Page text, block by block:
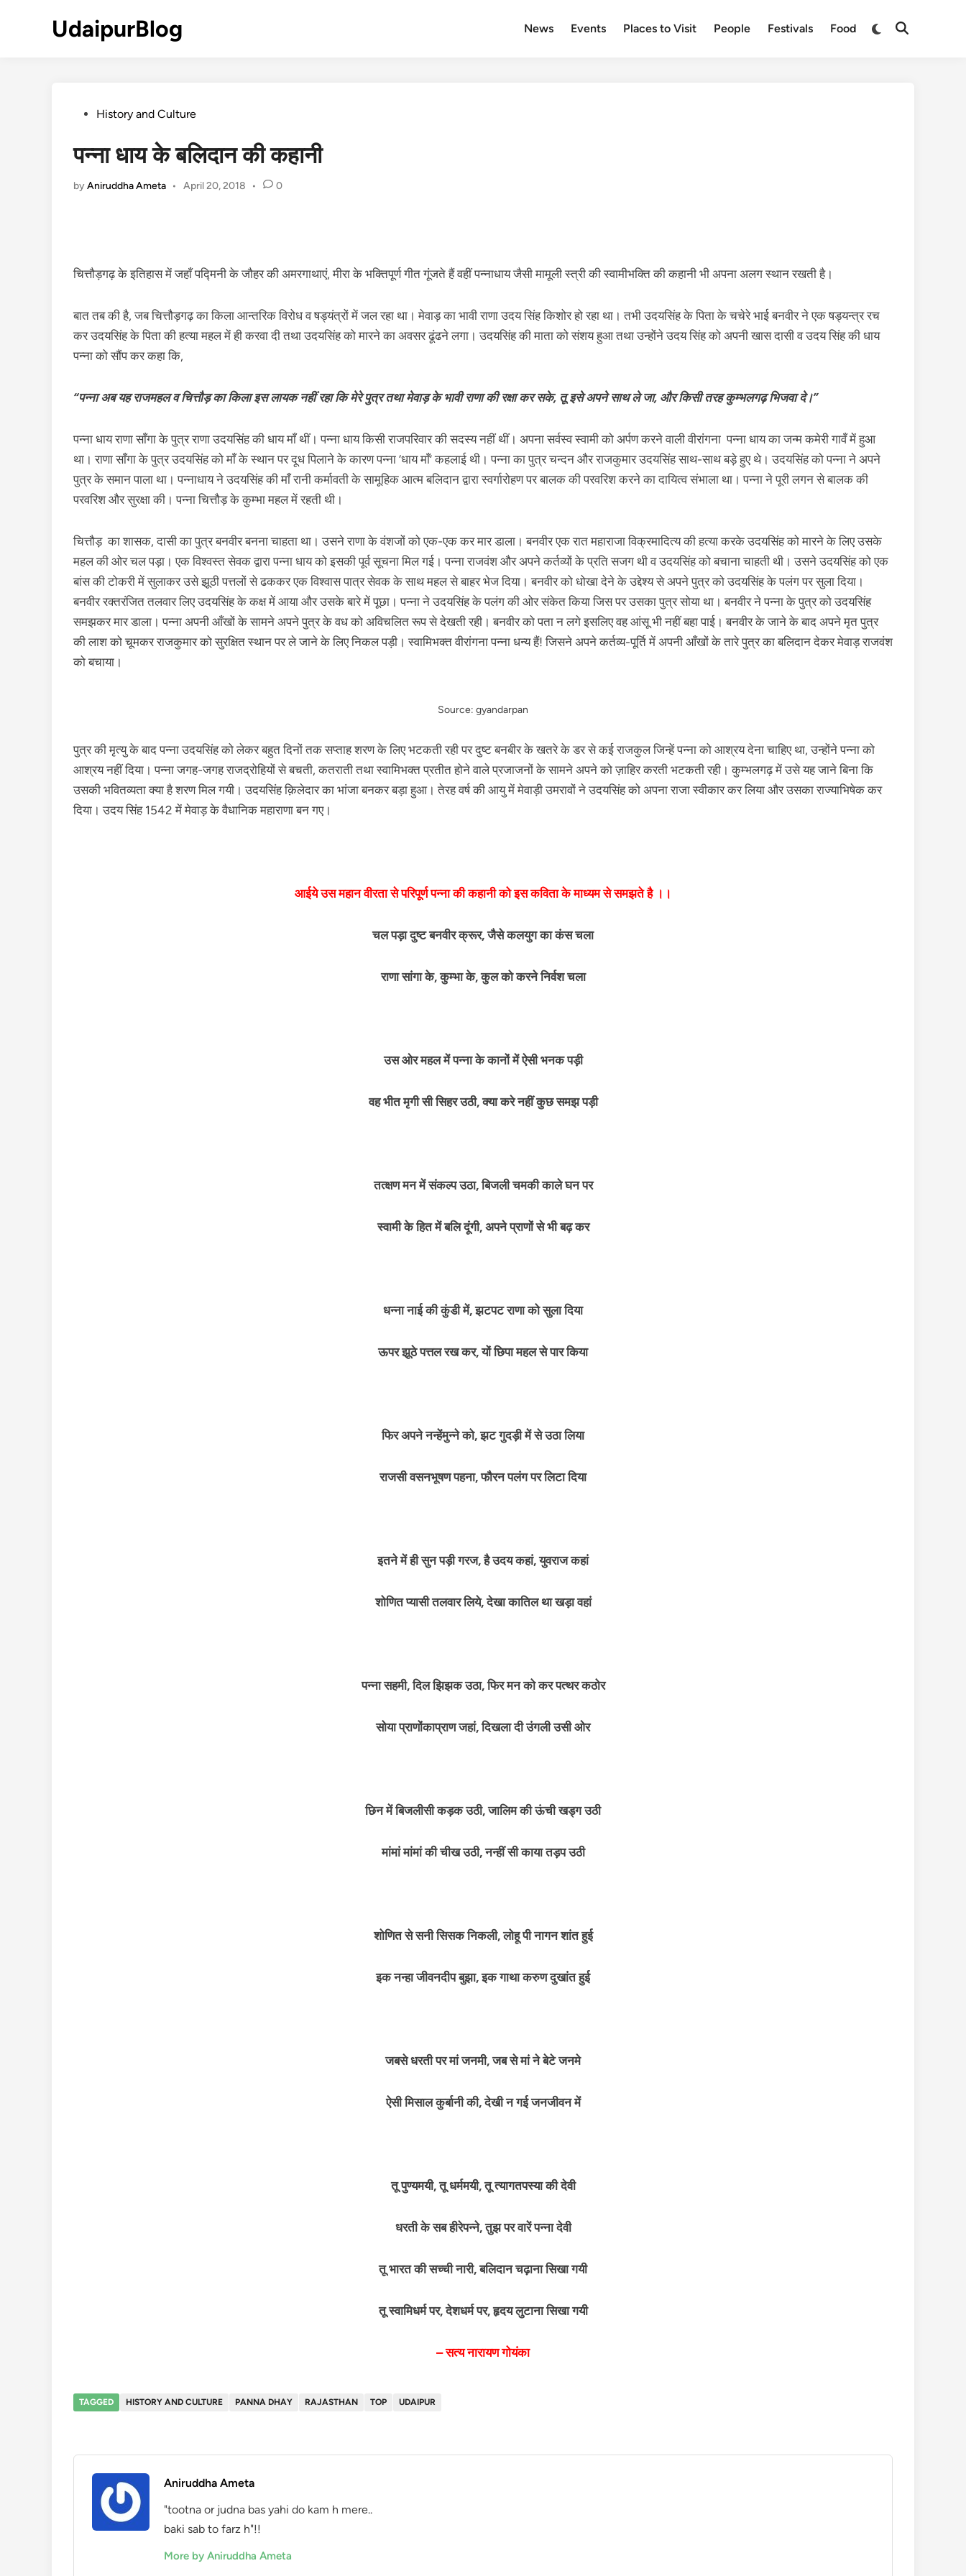
UdaipurBlog News Events Places to Visit People Festivals Food
Switch
Open
PostedHistory and Culture
पन्ना धाय के बलिदान की कहानी
byAniruddha Ameta • April 20, 2018 • 0
चित्तौड़गढ़ के इतिहास में जहाँ पद्मिनी के जौहर की अमरगाथाएं, मीरा के भक्तिपूर्ण गीत गूंजते हैं वहीं पन्नाधाय जैसी मामूली स्त्री की स्वामीभक्ति की कहानी भी अपना अलग स्थान रखती है।
बात तब की है‚ जब चित्तौड़गढ़ का किला आन्तरिक विरोध व षड्यंत्रों में जल रहा था। मेवाड़ का भावी राणा उदय सिंह किशोर हो रहा था। तभी उदयसिंह के पिता के चचेरे भाई बनवीर ने एक षड्यन्त्र रच
कर उदयसिंह के पिता की हत्या महल में ही करवा दी तथा उदयसिंह को मारने का अवसर ढूंढने लगा। उदयसिंह की माता को संशय हुआ तथा उन्होंने उदय सिंह को अपनी खास दासी व उदय सिंह की धाय
पन्ना को सौंप कर कहा कि,
“पन्ना अब यह राजमहल व चित्तौड़ का किला इस लायक नहीं रहा कि मेरे पुत्र तथा मेवाड़ के भावी राणा की रक्षा कर सके‚ तू इसे अपने साथ ले जा‚ और किसी तरह कुम्भलगढ़ भिजवा दे।”
पन्ना धाय राणा साँगा के पुत्र राणा उदयसिंह की धाय माँ थीं। पन्ना धाय किसी राजपरिवार की सदस्य नहीं थीं। अपना सर्वस्व स्वामी को अर्पण करने वाली वीरांगना पन्ना धाय का जन्म कमेरी गावँ में हुआ
था। राणा साँगा के पुत्र उदयसिंह को माँ के स्थान पर दूध पिलाने के कारण पन्ना ‘धाय माँ’ कहलाई थी। पन्ना का पुत्र चन्दन और राजकुमार उदयसिंह साथ-साथ बड़े हुए थे। उदयसिंह को पन्ना ने अपने
पुत्र के समान पाला था। पन्नाधाय ने उदयसिंह की माँ रानी कर्मावती के सामूहिक आत्म बलिदान द्वारा स्वर्गारोहण पर बालक की परवरिश करने का दायित्व संभाला था। पन्ना ने पूरी लगन से बालक की
परवरिश और सुरक्षा की। पन्ना चित्तौड़ के कुम्भा महल में रहती थी।
चित्तौड़ का शासक, दासी का पुत्र बनवीर बनना चाहता था। उसने राणा के वंशजों को एक-एक कर मार डाला। बनवीर एक रात महाराजा विक्रमादित्य की हत्या करके उदयसिंह को मारने के लिए उसके
महल की ओर चल पड़ा। एक विश्वस्त सेवक द्वारा पन्ना धाय को इसकी पूर्व सूचना मिल गई। पन्ना राजवंश और अपने कर्तव्यों के प्रति सजग थी व उदयसिंह को बचाना चाहती थी। उसने उदयसिंह को एक
बांस की टोकरी में सुलाकर उसे झूठी पत्तलों से ढककर एक विश्वास पात्र सेवक के साथ महल से बाहर भेज दिया। बनवीर को धोखा देने के उद्देश्य से अपने पुत्र को उदयसिंह के पलंग पर सुला दिया।
बनवीर रक्तरंजित तलवार लिए उदयसिंह के कक्ष में आया और उसके बारे में पूछा। पन्ना ने उदयसिंह के पलंग की ओर संकेत किया जिस पर उसका पुत्र सोया था। बनवीर ने पन्ना के पुत्र को उदयसिंह
समझकर मार डाला। पन्ना अपनी आँखों के सामने अपने पुत्र के वध को अविचलित रूप से देखती रही। बनवीर को पता न लगे इसलिए वह आंसू भी नहीं बहा पाई। बनवीर के जाने के बाद अपने मृत पुत्र
की लाश को चूमकर राजकुमार को सुरक्षित स्थान पर ले जाने के लिए निकल पड़ी। स्वामिभक्त वीरांगना पन्ना धन्य हैं! जिसने अपने कर्तव्य-पूर्ति में अपनी आँखों के तारे पुत्र का बलिदान देकर मेवाड़ राजवंश
को बचाया।
Source: gyandarpan
पुत्र की मृत्यु के बाद पन्ना उदयसिंह को लेकर बहुत दिनों तक सप्ताह शरण के लिए भटकती रही पर दुष्ट बनबीर के खतरे के डर से कई राजकुल जिन्हें पन्ना को आश्रय देना चाहिए था, उन्होंने पन्ना को
आश्रय नहीं दिया। पन्ना जगह-जगह राजद्रोहियों से बचती, कतराती तथा स्वामिभक्त प्रतीत होने वाले प्रजाजनों के सामने अपने को ज़ाहिर करती भटकती रही। कुम्भलगढ़ में उसे यह जाने बिना कि
उसकी भवितव्यता क्या है शरण मिल गयी। उदयसिंह क़िलेदार का भांजा बनकर बड़ा हुआ। तेरह वर्ष की आयु में मेवाड़ी उमरावों ने उदयसिंह को अपना राजा स्वीकार कर लिया और उसका राज्याभिषेक कर
दिया। उदय सिंह 1542 में मेवाड़ के वैधानिक महाराणा बन गए।
आईये उस महान वीरता से परिपूर्ण पन्ना की कहानी को इस कविता के माध्यम से समझते है ।।
चल पड़ा दुष्ट बनवीर क्रूर, जैसे कलयुग का कंस चला
राणा सांगा के, कुम्भा के, कुल को करने निर्वश चला
उस ओर महल में पन्ना के कानों में ऐसी भनक पड़ी
वह भीत मृगी सी सिहर उठी, क्या करे नहीं कुछ समझ पड़ी
तत्क्षण मन में संकल्प उठा, बिजली चमकी काले घन पर
स्वामी के हित में बलि दूंगी, अपने प्राणों से भी बढ़ कर
धन्ना नाई की कुंडी में, झटपट राणा को सुला दिया
ऊपर झूठे पत्तल रख कर, यों छिपा महल से पार किया
फिर अपने नन्हें­मुन्ने को, झट गुदड़ी में से उठा लिया
राजसी वसन­भूषण पहना, फौरन पलंग पर लिटा दिया
इतने में ही सुन पड़ी गरज, है उदय कहां, युवराज कहां
शोणित प्यासी तलवार लिये, देखा कातिल था खड़ा वहां
पन्ना सहमी, दिल झिझक उठा, फिर मन को कर पत्थर कठोर
सोया प्राणों­का­प्राण जहां, दिखला दी उंगली उसी ओर
छिन में बिजली­सी कड़क उठी, जालिम की ऊंची खड्ग उठी
मां­मां मां­मां की चीख उठी, नन्हीं सी काया तड़प उठी
शोणित से सनी सिसक निकली, लोहू पी नागन शांत हुई
इक नन्हा जीवन­दीप बुझा, इक गाथा करुण दुखांत हुई
जबसे धरती पर मां जनमी, जब से मां ने बेटे जनमे
ऐसी मिसाल कुर्बानी की, देखी न गई जन­जीवन में
तू पुण्यमयी, तू धर्ममयी, तू त्याग­तपस्या की देवी
धरती के सब हीरे­पन्ने, तुझ पर वारें पन्ना देवी
तू भारत की सच्ची नारी, बलिदान चढ़ाना सिखा गयी
तू स्वामिधर्म पर, देशधर्म पर, हृदय लुटाना सिखा गयी
–सत्य नारायण गोयंका
TAGGED HISTORY AND CULTURE PANNA DHAY RAJASTHAN TOP UDAIPUR
Aniruddha Ameta
"tootna or judna bas yahi do kam h mere..
baki sab to farz h"!!
More by Aniruddha Ameta